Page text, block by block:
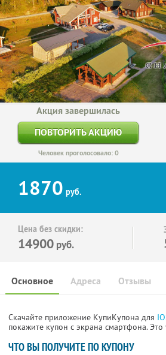
Акция завершилась
ПОВТОРИТЬ АКЦИЮ
Человек проголосовало: 0
1870 руб.
Цена без скидки:
14900 руб.
Основное Отзывы
Адреса
Скачайте приложение КупиКупона для
покажите купон с экрана смартфона.
ЧТО ВЫ ПОЛУЧИТЕ ПО КУПОНУ